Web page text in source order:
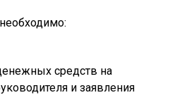
средств на
и заявления